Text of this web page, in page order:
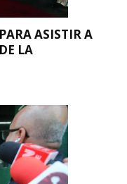
ASISTIR A
LA